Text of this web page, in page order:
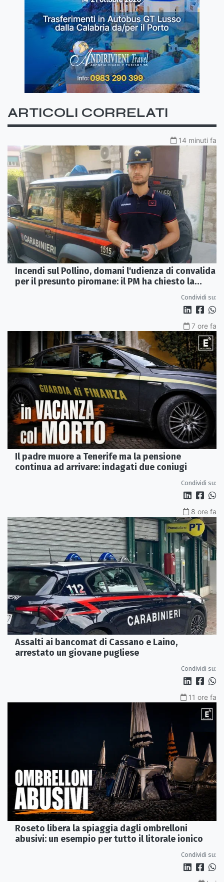
ARTICOLI CORRELATI
14 minuti fa
Incendi sul Pollino, domani l'udienza di convalida
per il presunto piromane: il PM ha chiesto la
Condividi su:
7 ore fa
Il padre muore a Tenerife ma la pensione
continua ad arrivare: indagati due coniugi
Condividi su:
8 ore fa
Assalti ai bancomat di Cassano e Laino,
arrestato un giovane pugliese
Condividi su:
11 ore fa
Roseto libera la spiaggia dagli ombrelloni
abusivi: un esempio per tutto il litorale ionico
Condividi su: